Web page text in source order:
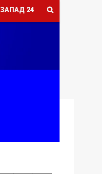
ЗАПАД 24